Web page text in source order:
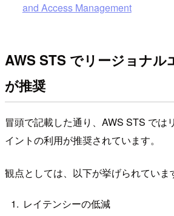
and Access Management
AWS STS でリージョナル
が推奨
冒頭で記載した通り、AWS STS では
イントの利用が推奨されています。
観点としては、以下が挙げられていま
レイテンシーの低減